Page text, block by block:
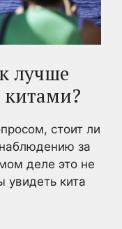
лучше
китами?
стоит ли
за
деле это не
кита